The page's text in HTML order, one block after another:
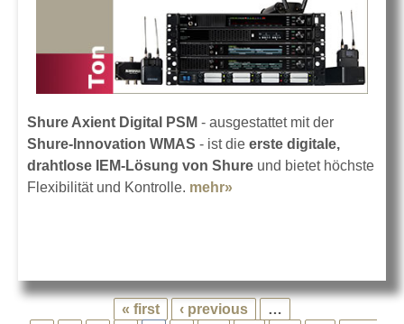
Shure Axient Digital PSM - ausgestattet mit der
Shure-Innovation WMAS - ist die erste digitale,
drahtlose IEM-Lösung von Shure und bietet höchste
Flexibilität und Kontrolle. mehr»
« first ‹ previous
…